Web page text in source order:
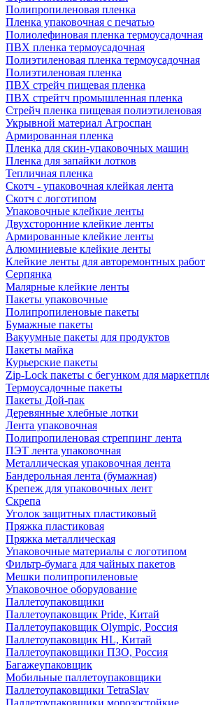
Полипропиленовая пленка
Пленка упаковочная с печатью
Полиолефиновая пленка термоусадочная
ПВХ пленка термоусадочная
Полиэтиленовая пленка термоусадочная
Полиэтиленовая пленка
ПВХ стрейч пищевая пленка
ПВХ стрейтч промышленная пленка
Стрейч пленка пищевая полиэтиленовая
Укрывной материал Агроспан
Армированная пленка
Пленка для скин-упаковочных машин
Пленка для запайки лотков
Тепличная пленка
Скотч - упаковочная клейкая лента
Скотч с логотипом
Упаковочные клейкие ленты
Двухсторонние клейкие ленты
Армированные клейкие ленты
Алюминиевые клейкие ленты
Клейкие ленты для авторемонтных работ
Серпянка
Малярные клейкие ленты
Пакеты упаковочные
Полипропиленовые пакеты
Бумажные пакеты
Вакуумные пакеты для продуктов
Пакеты майка
Курьерские пакеты
Zip-Lock пакеты с бегунком для
Термоусадочные пакеты
Пакеты Дой-пак
Деревянные хлебные лотки
Лента упаковочная
Полипропиленовая стреппинг лента
ПЭТ лента упаковочная
Металлическая упаковочная лента
Бандерольная лента (бумажная)
Крепеж для упаковочных лент
Скрепа
Уголок защитных пластиковый
Пряжка пластиковая
Пряжка металлическая
Упаковочные материалы с логотипом
Фильтр-бумага для чайных пакетов
Мешки полипропиленовые
Упаковочное оборудование
Паллетоупаковщики
Паллетоупаковщик Pride, Китай
Паллетоупаковщик Olympic, Россия
Паллетоупаковщик HL, Китай
Паллетоупаковщики ПЗО, Россия
Багажеупаковщик
Мобильные паллетоупаковщики
Паллетоупаковщики TetraSlav
Паллетоупаковщики морозостойкие